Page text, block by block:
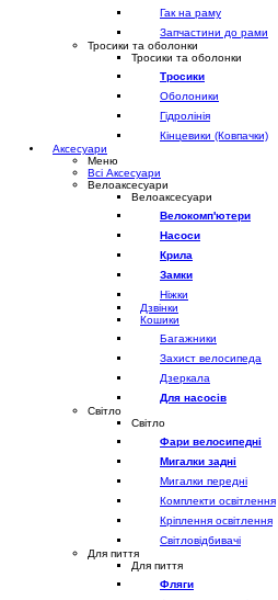
Гак на раму
Запчастини до рами
Тросики та оболонки
Тросики та оболонки
Тросики
Оболоники
Гідролінія
Кінцевики (Ковпачки)
Аксесуари
Меню
Всі Аксесуари
Велоаксесуари
Велоаксесуари
Велокомп'ютери
Насоси
Крила
Замки
Ніжки
Дзвінки
Кошики
Багажники
Захист велосипеда
Дзеркала
Для насосів
Світло
Світло
Фари велосипедні
Мигалки задні
Мигалки передні
Комплекти освітлення
Кріплення освітлення
Світловідбивачі
Для пиття
Для пиття
Фляги